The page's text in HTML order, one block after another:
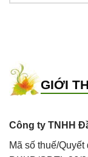
GIỚI
Công ty TNHH
Mã số thuế/